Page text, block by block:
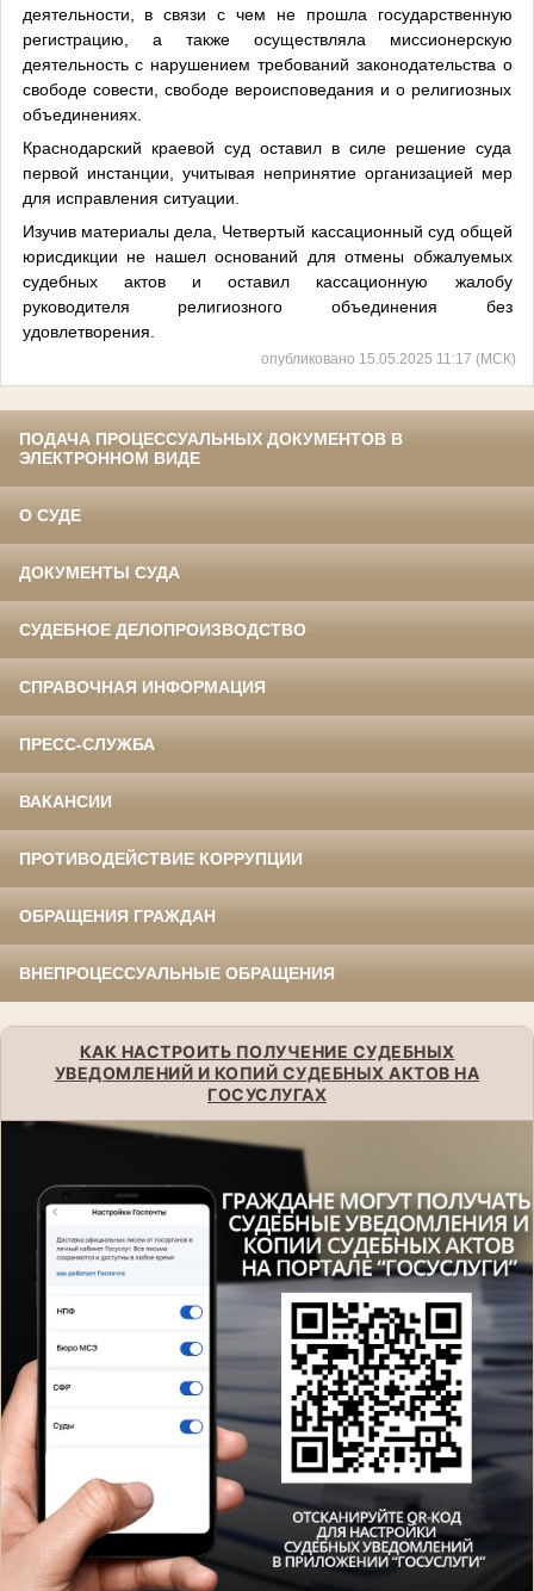
деятельности, в связи с чем не прошла государственную
регистрацию, а также осуществляла миссионерскую
деятельность с нарушением требований законодательства о
свободе совести, свободе вероисповедания и о религиозных
объединениях.
Краснодарский краевой суд оставил в силе решение суда
первой инстанции, учитывая непринятие организацией мер
для исправления ситуации.
Изучив материалы дела, Четвертый кассационный суд общей
юрисдикции не нашел оснований для отмены обжалуемых
судебных актов и оставил кассационную жалобу
руководителя религиозного объединения без
удовлетворения.
опубликовано 15.05.2025 11:17 (МСК)
ПОДАЧА ПРОЦЕССУАЛЬНЫХ ДОКУМЕНТОВ В
ЭЛЕКТРОННОМ ВИДЕ
О СУДЕ
ДОКУМЕНТЫ СУДА
СУДЕБНОЕ ДЕЛОПРОИЗВОДСТВО
СПРАВОЧНАЯ ИНФОРМАЦИЯ
ПРЕСС-СЛУЖБА
ВАКАНСИИ
ПРОТИВОДЕЙСТВИЕ КОРРУПЦИИ
ОБРАЩЕНИЯ ГРАЖДАН
ВНЕПРОЦЕССУАЛЬНЫЕ ОБРАЩЕНИЯ
КАК НАСТРОИТЬ ПОЛУЧЕНИЕ СУДЕБНЫХ
УВЕДОМЛЕНИЙ И КОПИЙ СУДЕБНЫХ АКТОВ НА
ГОСУСЛУГАХ